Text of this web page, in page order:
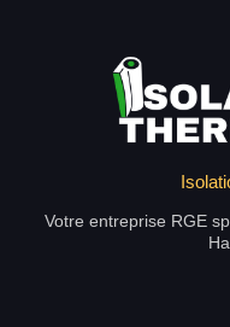
Votre entreprise RGE